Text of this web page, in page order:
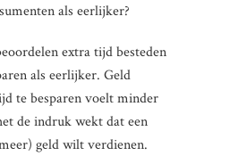
als eerlijker?
extra tijd besteden
als eerlijker. Geld
te besparen voelt minder
de indruk wekt dat een
geld wilt verdienen.